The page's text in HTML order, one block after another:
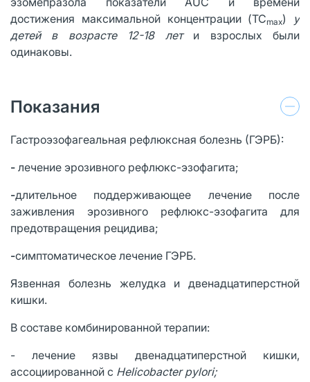
достижения максимальной концентрации (TCmax) у
детей в возрасте 12-18 лети взрослых были
одинаковы.
Показания
Гастроэзофагеальная рефлюксная болезнь (ГЭРБ):
- лечение эрозивного рефлюкс-эзофагита;
-длительное поддерживающее лечение после
заживления эрозивного рефлюкс-эзофагита для
предотвращения рецидива;
-симптоматическое лечение ГЭРБ.
Язвенная болезнь желудка и двенадцатиперстной
кишки.
В составе комбинированной терапии:
- лечение язвы двенадцатиперстной кишки,
ассоциированной с Helicobacter pylori;